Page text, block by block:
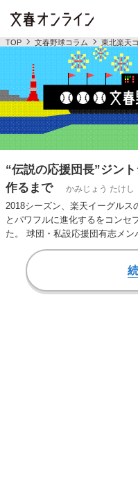
TOP 文春野球コラム 東北楽天
“伝説の応援団長”ジン
作るまで
かみじょう たけし
2018シーズン、楽天イーグルス
とパワフルに進化するをコンセ
た。 球団・私設応援団有志メ
るのだが、その…